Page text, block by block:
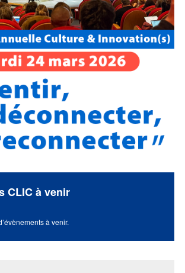
CLIC à venir
à venir.